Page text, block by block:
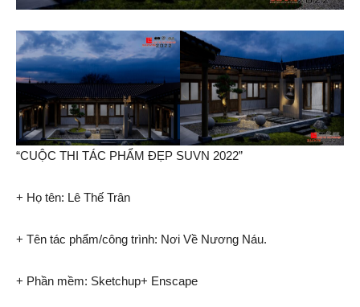
“CUỘC THI TÁC PHẨM ĐẸP SUVN 2022”
+ Họ tên: Lê Thế Trân
+ Tên tác phẩm/công trình: Nơi Về Nương Náu.
+ Phần mềm: Sketchup+ Enscape